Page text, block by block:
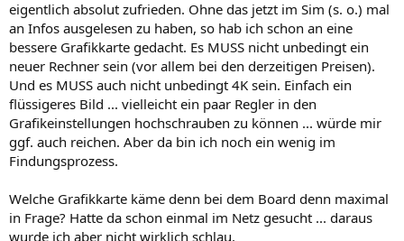
eigentlich absolut zufrieden. Ohne das jetzt im Sim (s. o.) mal
an Infos ausgelesen zu haben, so hab ich schon an eine
bessere Grafikkarte gedacht. Es MUSS nicht unbedingt ein
neuer Rechner sein (vor allem bei den derzeitigen Preisen).
Und es MUSS auch nicht unbedingt 4K sein. Einfach ein
flüssigeres Bild ... vielleicht ein paar Regler in den
Grafikeinstellungen hochschrauben zu können ... würde mir
ggf. auch reichen. Aber da bin ich noch ein wenig im
Findungsprozess.
Welche Grafikkarte käme denn bei dem Board denn maximal
in Frage? Hatte da schon einmal im Netz gesucht ... daraus
wurde ich aber nicht wirklich schlau.